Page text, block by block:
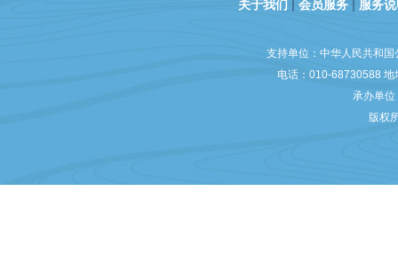
关于我们 | 会员服务 | 服务
支持单位：中华人民共和
电话：010-68730588
承办单
版权